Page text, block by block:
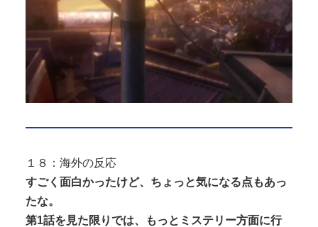
１８：海外の反応
すごく面白かったけど、ちょっと気になる点もあっ
たな。
第1話を見た限りでは、もっとミステリー方面に行